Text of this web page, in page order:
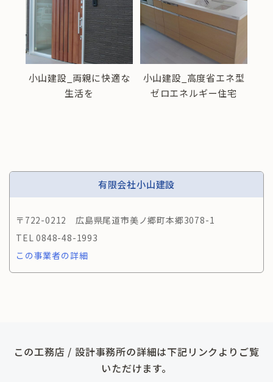
小山建設_両親に快適な
生活を
小山建設_高度省エネ型
ゼロエネルギー住宅
有限会社小山建設
〒722-0212 広島県尾道市美ノ郷町本郷3078-1
0848-48-1993
この事業者の詳細
この工務店 / 設計事務所の詳細は下記リンクよりご覧
いただけます。